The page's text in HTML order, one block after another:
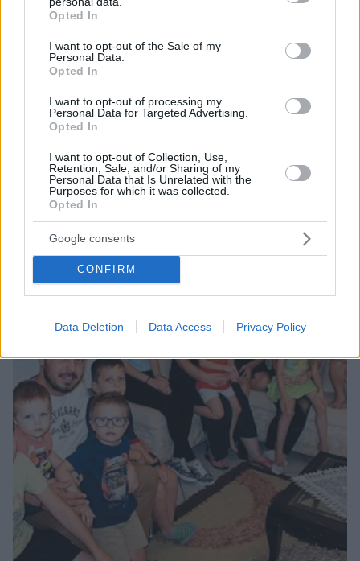
grant or deny consent to Google and its third-party tags to
use your data for below specified purposes in below Google
consent section.
Opted In
I want to opt-out of the Sale of my
Personal Data.
Opted In
I want to opt-out of processing my
Personal Data for Targeted Advertising.
Opted In
I want to opt-out of Collection, Use,
Retention, Sale, and/or Sharing of my
Personal Data that Is Unrelated with the
Purposes for which it was collected.
Opted In
Google consents
CONFIRM
Data Deletion Data Access Privacy Policy
«Πόσα θέλεις για το κορίτσι;»: Τουρίστας στην
Κρήτη ζητά... τιμή για να ασελγήσει σε ανήλικη, τι
καταγγέλλει ο ιδιοκτήτης επιχείρησης
07.08.2026, 18:22